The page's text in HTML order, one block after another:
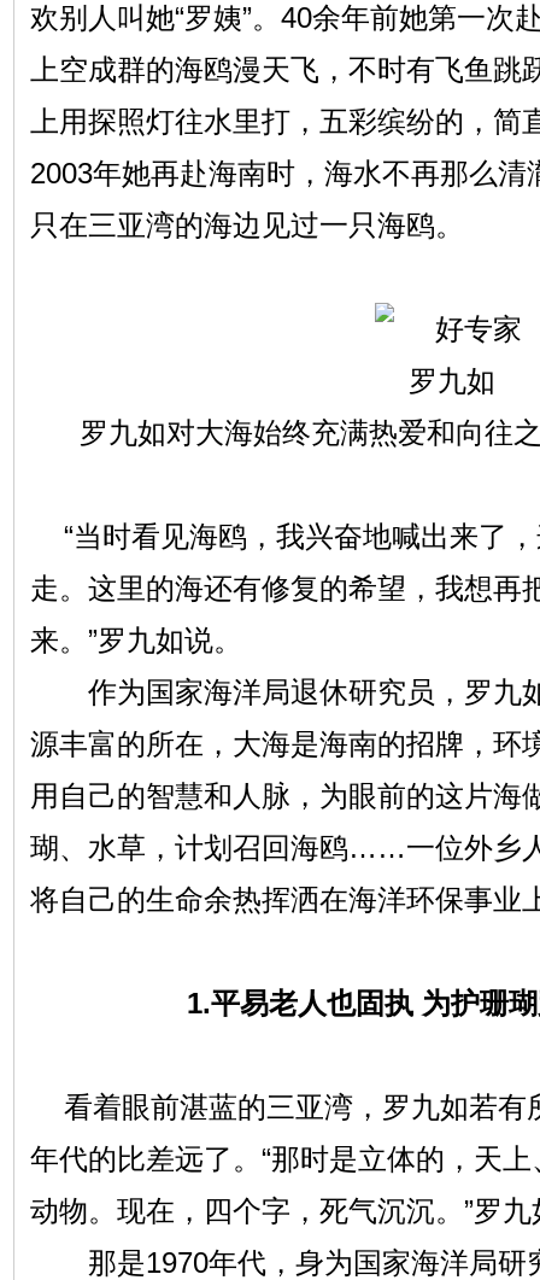
欢别人叫她“罗姨”。40余年前她第一次
上空成群的海鸥漫天飞，不时有飞鱼
上用探照灯往水里打，五彩缤纷的，
2003年她再赴海南时，海水不再那么清
只在三亚湾的海边见过一只海鸥。
罗九如对大海始终充满热爱和向往
“当时看见海鸥，我兴奋地喊出来了
走。这里的海还有修复的希望，我想再
来。”罗九如说。
作为国家海洋局退休研究员，罗九
源丰富的所在，大海是海南的招牌，环
用自己的智慧和人脉，为眼前的这片海
瑚、水草，计划召回海鸥……一位外乡
将自己的生命余热挥洒在海洋环保事业
1.平易老人也固执 为护珊
看着眼前湛蓝的三亚湾，罗九如若有
年代的比差远了。“那时是立体的，天
动物。现在，四个字，死气沉沉。”罗
那是1970年代，身为国家海洋局研